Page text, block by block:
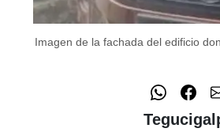
Imagen de la fachada del edificio